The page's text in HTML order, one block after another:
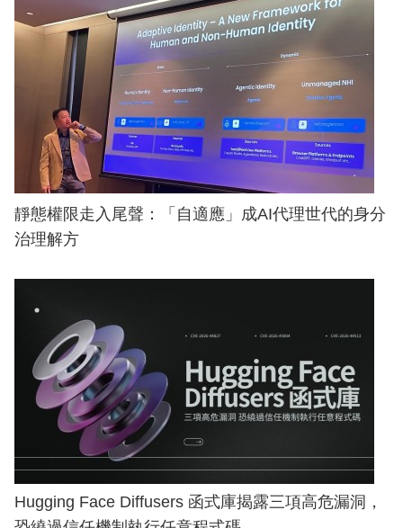
靜態權限走入尾聲：「自適應」成AI代理世代的身分
治理解方
Hugging Face Diffusers 函式庫揭露三項高危漏洞，